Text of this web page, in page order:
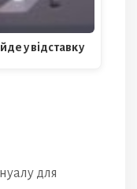
у відставку
для